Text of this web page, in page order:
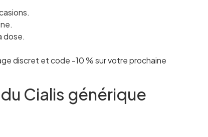
dose.
discret et code -10 % sur votre prochaine
Cialis générique